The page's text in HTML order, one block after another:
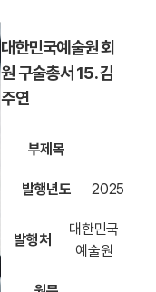
대한민국예술원 회
원 구술총서 15. 김
주연
부제목
발행년도 2025
발행처
대한민국
예술원